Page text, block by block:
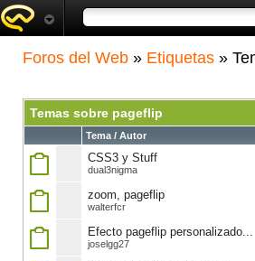
Foros del Web » Etiquetas »
Temas sobre pageflip
Tema / Autor
CSS3 y Stuff
dual3nigma
zoom, pageflip
walterfcr
Efecto pageflip personalizado...
joselgg27